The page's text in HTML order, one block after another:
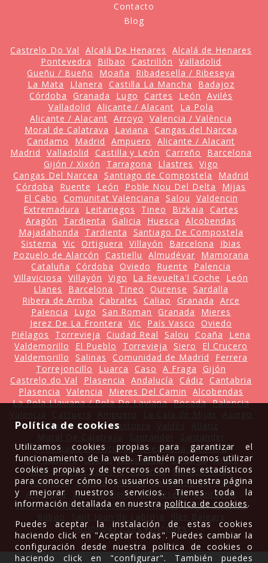
Contacto
Blog
Castrelo Do Val Alcalá De Henares
Alcalá de Henares
Pontevedra
Bilbao Castrillón
Valladolid
Gueñu / Bueño
Moaña
Ribadesella / Ribeseya
La Mata
Llanera Castilla La Mancha
Badajoz
Córdoba
Granada Lugo Cartes León
Avilés
Valladolid
Alicante / Alacant
La Pola
Alicante / Alacant Arroyo
Valencia / València
Moral de Calatrava
Laviana
Cangas del Narcea
Candamo
Madrid Ampuero
Alicante / Alacant
Madrid
Valladolid Castilla y León Carreño
Barcelona
Gijón / Xixón
Tarragona Llastres
Vigo
Cangas Del Narcea
Santiago de Compostela
Madrid
Córdoba
Ruente León Poble Nou Del Delta
Mijas
El Cabo
Comunitat Valenciana Salou
Valdencin
Extremadura
Leitariegos Tineo Bizkaia
Cartes
Aragón
Tardienta Galicia Huesca
Alcobendas
Majadahonda
Tardienta
Santiago De Compostela
Sisterna
Vic Ortiguera Villayón Barcelona
Ibias
Pozuelo de Alarcón
Castiellu Almudévar
Mamorana
Cataluña
Córdoba Oviedo Ruente
Palencia
Villaviciosa
Villayón Vigo La Revuelta'l Coche
León
Llanes
Barcelona Tineo Ourense
Sardalla
Ribera de Arriba
Cabrales Caliao Granada
Arce
Palencia
Lugo San Roman Granada
Mieres
Jerez De La Frontera
Vic País Vasco
Oviedo
Piélagos
Torrevieja Ciudad Real Salou Coaña
Lena
Valdemorillo
El Pueblo Torrevieja Siero
El Crucero
Valdemorillo
Salinas Comunidad de Madrid
Ferrera
Torrejoncillo
Luarca Caso A Fraga
Gijón
Castrelo do Val
Plasencia Andalucía Cádiz
Cantabria
Plasencia
Valencia Mieres Del Camin
Alcobendas
La Pola Llaviana / Pola De Laviana Posada Palencia
Allariz
Parres Castuera
Principado de Asturias Jerez de la Frontera
Illes Balears
Gozón Almudévar Colunga Avilés
Sant Joan De Labritja Asturias
Majadahonda
Amposta
España Málaga Santillana del Mar
A Coruña
La Pola Siero Ribadesella Cantabria
Latores Pozuelo de Alarcón Pancar Lugo Cáceres
Arriondas / Les Arriondes
Política de cookies
Utilizamos cookies propias para garantizar el
funcionamiento de la web. También podemos utilizar
cookies propias y de terceros con fines estadísticos
para conocer cómo los usuarios usan nuestra página
y mejorar nuestros servicios. Tienes toda la
información detallada en nuestrapolítica de cookies.
Puedes aceptar la instalación de estas cookies
haciendo click en "Aceptar todas". Puedes cambiar la
configuración desde nuestra política de cookies o
haciendo click en "configurar". También puedes